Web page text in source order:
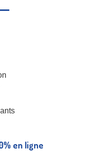
en ligne